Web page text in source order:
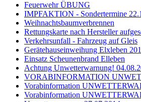
Feuerwehr ÜBUNG
IMPFAKTION - Sondertermine
Weihnachtsbaumverbrennen
Rettungskarte nach Hersteller
Verkehrsunfall - Fahrzeug auf Gleis
Gerätehauseinweihung Elxleben
Einsatz Scheunenbrand Elleben
Achtung Unwetterwarnung!
VORABINFORMATION
Vorabinformation
Vorabinformation